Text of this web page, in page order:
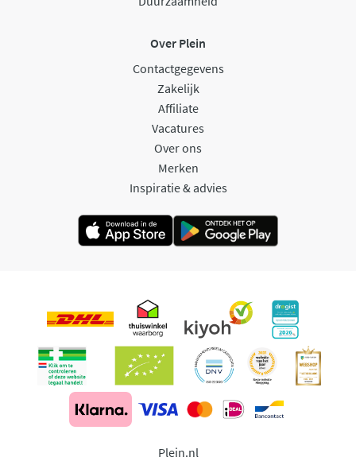
Over Plein
Contactgegevens
Zakelijk
Affiliate
Vacatures
Over ons
Merken
Inspiratie & advies
Plein.nl